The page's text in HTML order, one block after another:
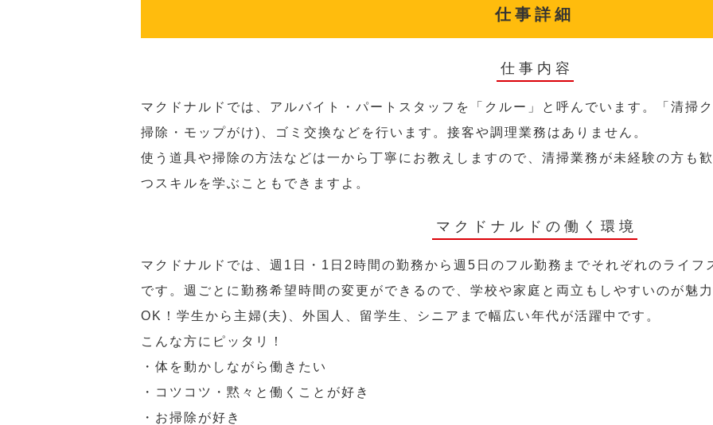
仕事詳細
仕事内容
マクドナルドでは、アルバイト・パートスタッフを「クルー」と呼んでいます。「清掃
掃除・モップがけ)、ゴミ交換などを行います。接客や調理業務はありません。
使う道具や掃除の方法などは一から丁寧にお教えしますので、清掃業務が未経験の方も
つスキルを学ぶこともできますよ。
マクドナルドの働く環境
マクドナルドでは、週1日・1日2時間の勤務から週5日のフル勤務までそれぞれのライフ
です。週ごとに勤務希望時間の変更ができるので、学校や家庭と両立もしやすいのが魅
OK！学生から主婦(夫)、外国人、留学生、シニアまで幅広い年代が活躍中です。
こんな方にピッタリ！
・体を動かしながら働きたい
・コツコツ・黙々と働くことが好き
・お掃除が好き